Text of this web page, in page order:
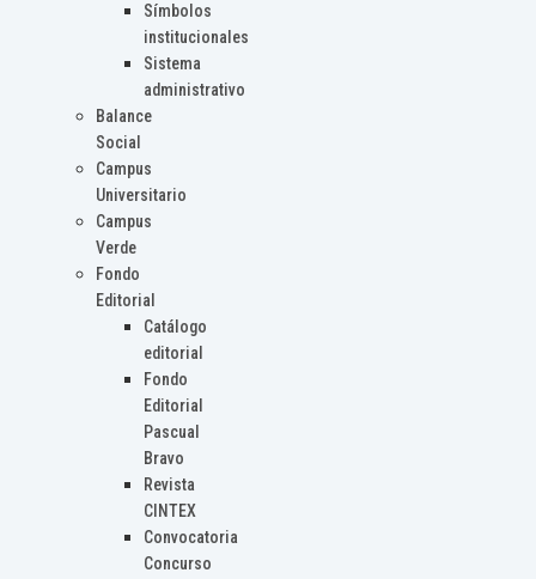
Símbolos
institucionales
Sistema
administrativo
Balance
Social
Campus
Universitario
Campus
Verde
Fondo
Editorial
Catálogo
editorial
Fondo
Editorial
Pascual
Bravo
Revista
CINTEX
Convocatoria
Concurso